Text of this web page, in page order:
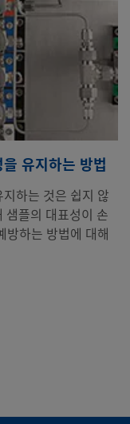
유지하는 방법
하는 것은 쉽지 않
플의 대표성이 손
방하는 방법에 대해